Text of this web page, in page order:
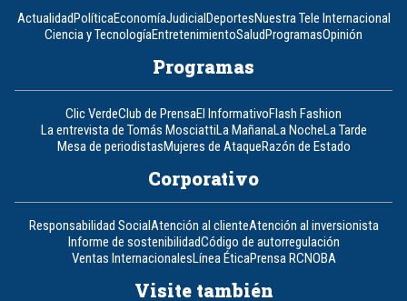
ActualidadPolíticaEconomíaJudicialDeportesNuestra Tele Internacional
Ciencia y TecnologíaEntretenimientoSaludProgramasOpinión
Programas
Clic VerdeClub de PrensaEl InformativoFlash Fashion
La entrevista de Tomás MosciattiLa MañanaLa NocheLa Tarde
Mesa de periodistasMujeres de AtaqueRazón de Estado
Corporativo
Responsabilidad SocialAtención al clienteAtención al inversionista
Informe de sostenibilidadCódigo de autorregulación
Ventas InternacionalesLínea ÉticaPrensa RCNOBA
Visite también